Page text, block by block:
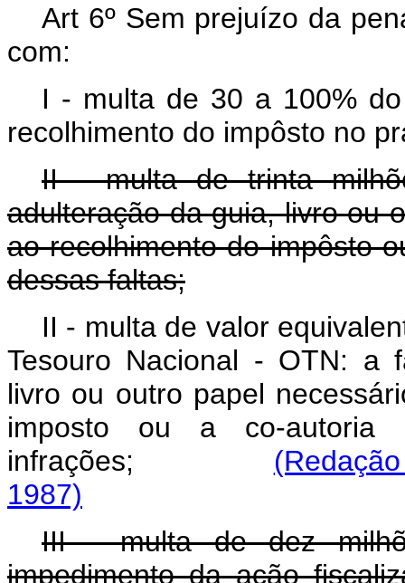
Art 6º Sem prejuízo da
com:
I - multa de 30 a 100%
recolhimento do impôsto no
II - multa de trinta
adulteração da guia, livro ou
ao recolhimento do impôsto
dessas faltas;
II - multa de valor
Tesouro Nacional - OTN: a
livro ou outro papel
imposto ou a co-autoria
infrações;
1987)
III - multa de dez
impedimento da ação